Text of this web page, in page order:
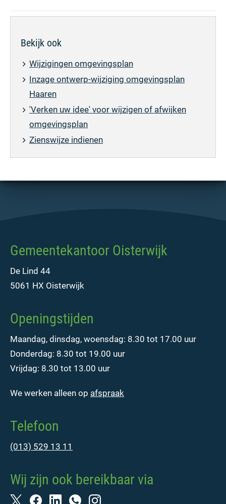
Bekijk ook
Wijzigingen omgevingsplan
Inzage ontwerp-wijziging omgevingsplan
Haaren
'Verken uw idee' voor wijzigen of afwijken
omgevingsplan
Zienswijze indienen
Gemeentekantoor Oisterwijk
De Lind 44
5061 HX Oisterwijk
Openingstijden
Maandag, dinsdag, woensdag: 8.30 tot 17.00 uur
Donderdag: 8.30 tot 19.00 uur
Vrijdag: 8.30 tot 13.00 uur
We werken alleen op afspraak
Telefoon
(013) 529 13 11
Wij zijn ook bereikbaar via